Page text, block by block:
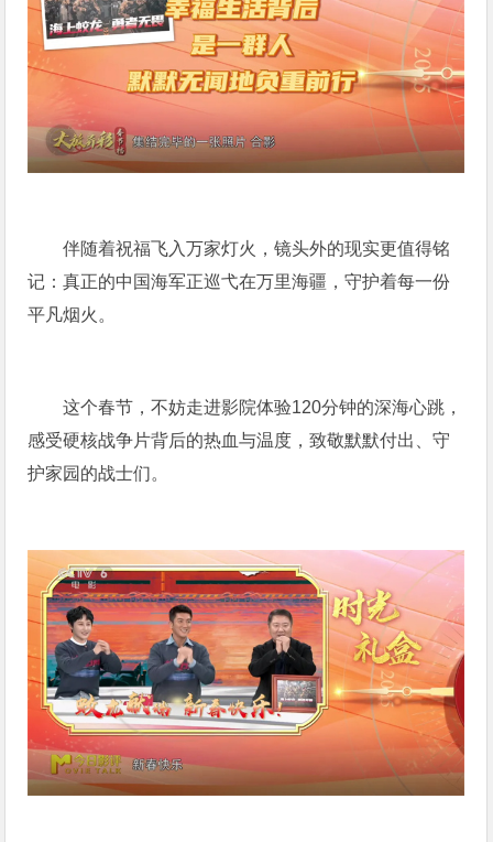
伴随着祝福飞入万家灯火，镜头外的现实更值得铭
记：真正的中国海军正巡弋在万里海疆，守护着每一份
平凡烟火。
这个春节，不妨走进影院体验120分钟的深海心跳，
感受硬核战争片背后的热血与温度，致敬默默付出、守
护家园的战士们。